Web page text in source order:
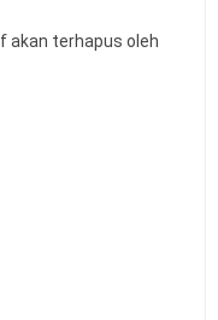
Linearitas Guru
akan terhapus oleh